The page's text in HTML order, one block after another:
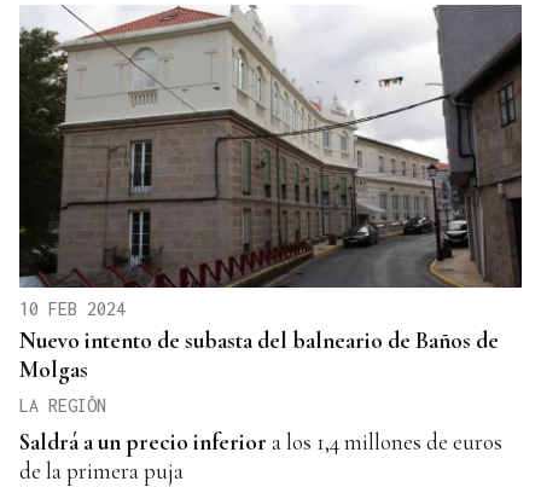
10 FEB 2024
Nuevo intento de subasta del balneario de Baños de
Molgas
LA REGIÓN
Saldrá a un precio inferior a los 1,4 millones de euros
de la primera puja